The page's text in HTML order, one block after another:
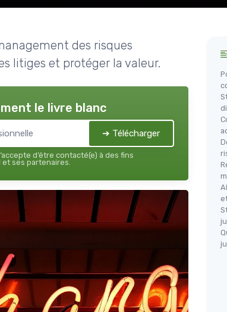
des risques
litiges et protéger la valeur.
le livre blanc
➔ Télécharger
d’être contacté(e) à des fins
et ses partenaires.